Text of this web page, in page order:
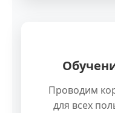
Проводим
для всех